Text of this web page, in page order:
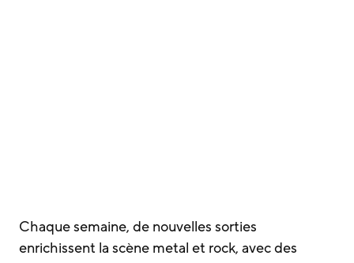
Chaque semaine, de nouvelles sorties
enrichissent la scène metal et rock, avec des